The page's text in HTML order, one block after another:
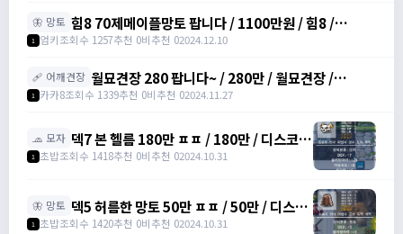
🦋 망토 힘8 70제메이플망토 팝니다 / 1100만원 / 힘8 /
https://open.kakao.com/o/srDmv3Wf
1 엄키조회수 1257추천 0비추천 02024.12.10
🩹 어깨견장 월묘견장 280 팝니다~ / 280만 / 월묘견장 /
https://open.kakao.com/o/si771d2g
1 카카8조회수 1339추천 0비추천 02024.11.27
🧢 모자 덱7 본 헬름 180만 ㅍㅍ / 180만 / 디스코드
: banana555_
1 초밥조회수 1418추천 0비추천 02024.10.31
🦋 망토 덱5 허름한 망토 50만 ㅍㅍ / 50만 / 디스코
드 : banana555_
1 초밥조회수 1420추천 0비추천 02024.10.31